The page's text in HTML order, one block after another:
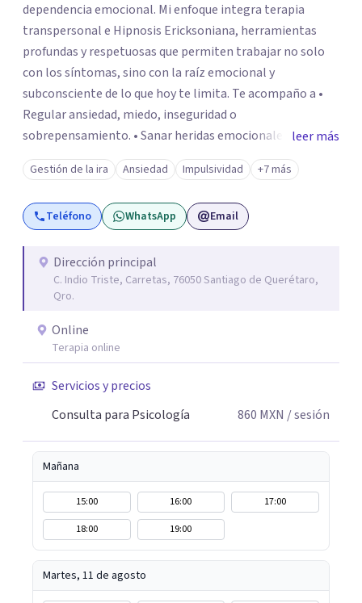
dependencia emocional. Mi enfoque integra terapia
transpersonal e Hipnosis Ericksoniana, herramientas
profundas y respetuosas que permiten trabajar no solo
con los síntomas, sino con la raíz emocional y
subconsciente de lo que hoy te limita. Te acompaño a •
Regular ansiedad, miedo, inseguridad o
sobrepensamiento. • Sanar heridas emocionales y
fortalecer tu autoestima. . Comprender por qué repites
ciertos patrones o emociones. Puedes superar lo que te
preocupa y lograr tus objetivos más pronto de lo que
imaginas. Contáctame por Wahtsapp. Puedo ayudarte.
leer más
Gestión de la ira Ansiedad Impulsividad +7 más
Teléfono WhatsApp Email
Dirección principal
C. Indio Triste, Carretas, 76050 Santiago de Querétaro,
Qro.
Online
Terapia online
Servicios y precios
Consulta para Psicología
860 MXN / sesión
Mañana
15:00 16:00
17:00
18:00
19:00
Martes, 11 de agosto